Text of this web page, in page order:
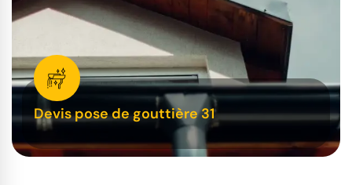
Devis pose de gouttière 31